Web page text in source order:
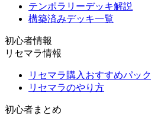
テンポラリーデッキ解説
構築済みデッキ一覧
初心者情報
リセマラ情報
リセマラ購入おすすめパック
リセマラのやり方
初心者まとめ